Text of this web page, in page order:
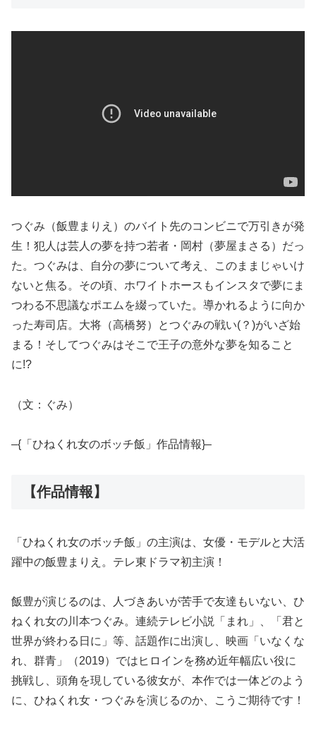
つぐみ（飯豊まりえ）のバイト先のコンビニで万引きが発
生！犯人は芸人の夢を持つ若者・岡村（夢屋まさる）だっ
た。つぐみは、自分の夢について考え、このままじゃいけ
ないと焦る。その頃、ホワイトホースもインスタで夢にま
つわる不思議なポエムを綴っていた。導かれるように向か
った寿司店。大将（高橋努）とつぐみの戦い(？)がいざ始
まる！そしてつぐみはそこで王子の意外な夢を知ること
に!?
（文：ぐみ）
–{「ひねくれ女のボッチ飯」作品情報}–
【作品情報】
「ひねくれ女のボッチ飯」の主演は、女優・モデルと大活
躍中の飯豊まりえ。テレ東ドラマ初主演！
飯豊が演じるのは、人づきあいが苦手で友達もいない、ひ
ねくれ女の川本つぐみ。連続テレビ小説「まれ」、「君と
世界が終わる日に」等、話題作に出演し、映画「いなくな
れ、群青」（2019）ではヒロインを務め近年幅広い役に
挑戦し、頭角を現している彼女が、本作では一体どのよう
に、ひねくれ女・つぐみを演じるのか、こうご期待です！